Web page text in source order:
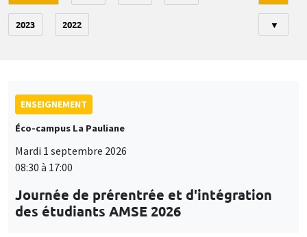
2023 2022 ▼
ENSEIGNEMENT
Éco-campus La Pauliane
Mardi 1 septembre 2026
08:30 à 17:00
Journée de prérentrée et d'intégration
des étudiants AMSE 2026